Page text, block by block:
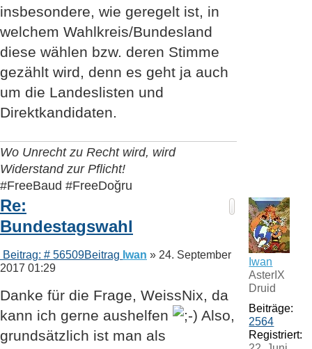
insbesondere, wie geregelt ist, in
welchem Wahlkreis/Bundesland
diese wählen bzw. deren Stimme
gezählt wird, denn es geht ja auch
um die Landeslisten und
Direktkandidaten.
Wo Unrecht zu Recht wird, wird
Widerstand zur Pflicht!
#FreeBaud #FreeDoğru
Re:
Bundestagswahl
Beitrag: # 56509Beitrag Iwan » 24. September
2017 01:29
Danke für die Frage, WeissNix, da
kann ich gerne aushelfen
Also,
grundsätzlich ist man als
Iwan
AsterIX
Druid
Beiträge:
2564
Registriert: